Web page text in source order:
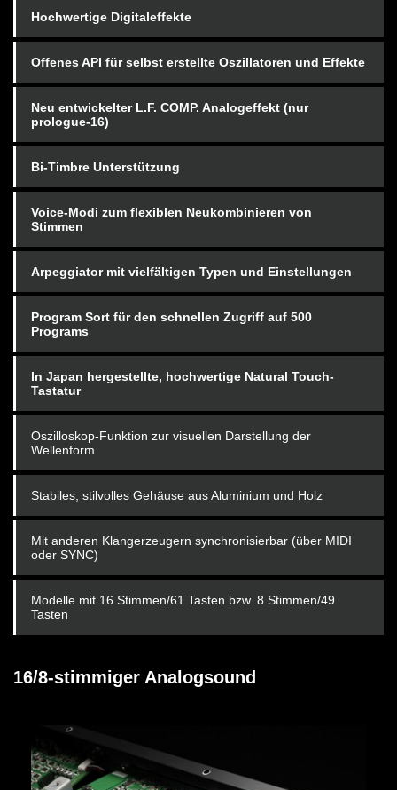
Hochwertige Digitaleffekte
Offenes API für selbst erstellte Oszillatoren und Effekte
Neu entwickelter L.F. COMP. Analogeffekt (nur
prologue-16)
Bi-Timbre Unterstützung
Voice-Modi zum flexiblen Neukombinieren von
Stimmen
Arpeggiator mit vielfältigen Typen und Einstellungen
Program Sort für den schnellen Zugriff auf 500
Programs
In Japan hergestellte, hochwertige Natural Touch-
Tastatur
Oszilloskop-Funktion zur visuellen Darstellung der
Wellenform
Stabiles, stilvolles Gehäuse aus Aluminium und Holz
Mit anderen Klangerzeugern synchronisierbar (über MIDI
oder SYNC)
Modelle mit 16 Stimmen/61 Tasten bzw. 8 Stimmen/49
Tasten
16/8-stimmiger Analogsound